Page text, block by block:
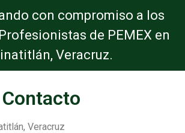
con compromiso a los
de PEMEX en
Veracruz.
Veracruz